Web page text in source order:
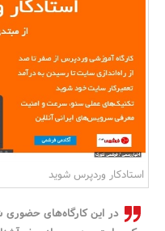
استادکار وردپرس شوید
در این کارگاه‌های حضوری